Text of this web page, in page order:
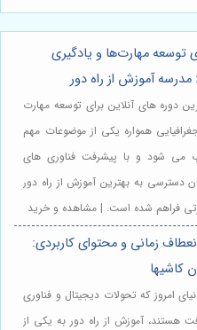
توسعه مهارت‌ها و یادگیری
آموزش از راه دور
دوره های آنلاین برای توسعه مهارت
همواره یکی از موضوعات مهم
می شود و با پیشرفت فناوری های
دسترسی به بهترین آموزش از راه دور
فراهم شده است. | مشاهده و خرید
زمانی و محتوای کاربردی:
کاشیها
امروز که تحولات دیجیتال و فناوری
هستند، آموزش از راه دور به یکی از